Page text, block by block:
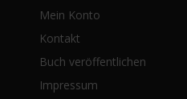
Mein Konto
Kontakt
Buch veröffentlichen
Impressum